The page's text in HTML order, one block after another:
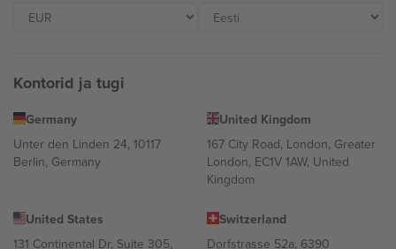
Kontorid ja tugi
Germany
Unter den Linden 24, 10117
Berlin, Germany
United Kingdom
167 City Road, London, Greater
London, EC1V 1AW, United
Kingdom
United States
131 Continental Dr, Suite 305,
Switzerland
Dorfstrasse 52a, 6390